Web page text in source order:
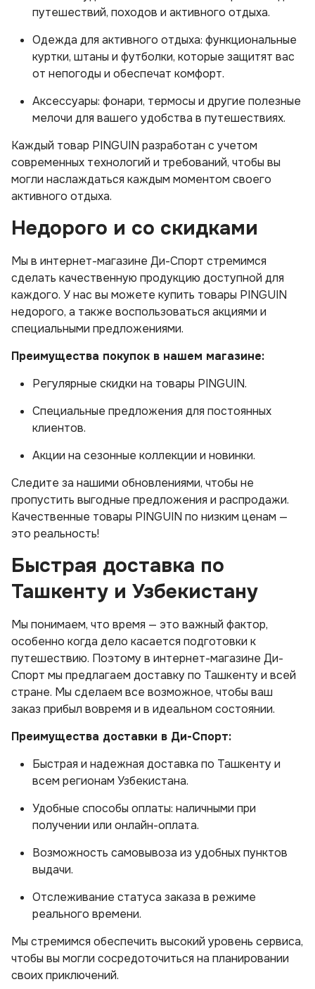
путешествий, походов и активного отдыха.
Одежда для активного отдыха: функциональные
куртки, штаны и футболки, которые защитят вас
от непогоды и обеспечат комфорт.
Аксессуары: фонари, термосы и другие полезные
мелочи для вашего удобства в путешествиях.
Каждый товар PINGUIN разработан с учетом
современных технологий и требований, чтобы вы
могли наслаждаться каждым моментом своего
активного отдыха.
Недорого и со скидками
Мы в интернет-магазине Ди-Спорт стремимся
сделать качественную продукцию доступной для
каждого. У нас вы можете купить товары PINGUIN
недорого, а также воспользоваться акциями и
специальными предложениями.
Преимущества покупок в нашем магазине:
Регулярные скидки на товары PINGUIN.
Специальные предложения для постоянных
клиентов.
Акции на сезонные коллекции и новинки.
Следите за нашими обновлениями, чтобы не
пропустить выгодные предложения и распродажи.
Качественные товары PINGUIN по низким ценам —
это реальность!
Быстрая доставка по
Ташкенту и Узбекистану
Мы понимаем, что время — это важный фактор,
особенно когда дело касается подготовки к
путешествию. Поэтому в интернет-магазине Ди-
Спорт мы предлагаем доставку по Ташкенту и всей
стране. Мы сделаем все возможное, чтобы ваш
заказ прибыл вовремя и в идеальном состоянии.
Преимущества доставки в Ди-Спорт:
Быстрая и надежная доставка по Ташкенту и
всем регионам Узбекистана.
Удобные способы оплаты: наличными при
получении или онлайн-оплата.
Возможность самовывоза из удобных пунктов
выдачи.
Отслеживание статуса заказа в режиме
реального времени.
Мы стремимся обеспечить высокий уровень сервиса,
чтобы вы могли сосредоточиться на планировании
своих приключений.